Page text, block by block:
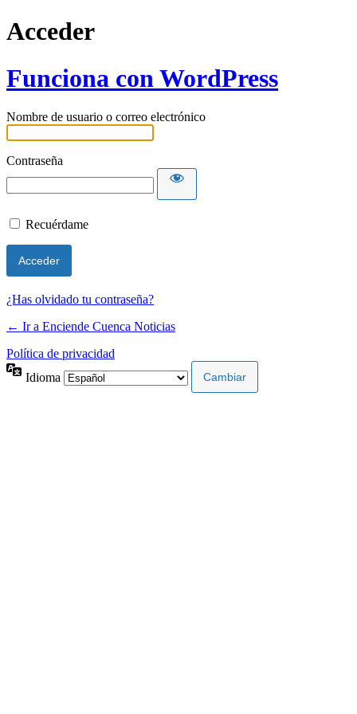
Acceder
Funciona con WordPress
Nombre de usuario o correo electrónico
Contraseña
Recuérdame
¿Has olvidado tu contraseña?
← Ir a Enciende Cuenca Noticias
Política de privacidad
Idioma